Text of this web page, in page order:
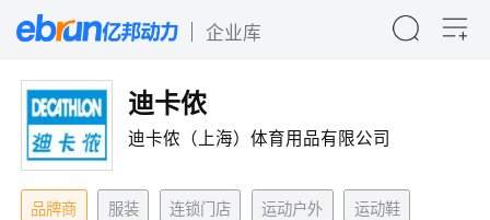
企业库
迪卡侬
迪卡侬（上海）体育用品有限公司
品牌商 服装 连锁门店 运动户外
运动鞋